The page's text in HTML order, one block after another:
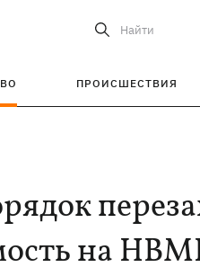
Найти
ПРОИСШЕСТВИЯ
на